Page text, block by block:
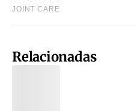
Relacionadas